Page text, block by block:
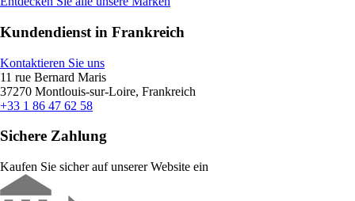
Kundendienst in Frankreich
Kontaktieren Sie uns
11 rue Bernard Maris
37270 Montlouis-sur-Loire, Frankreich
+33 1 86 47 62 58
Sichere Zahlung
Kaufen Sie sicher auf unserer Website ein